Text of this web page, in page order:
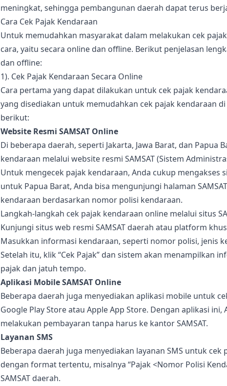
meningkat, sehingga pembangunan daerah dapat terus
Cara Cek Pajak Kendaraan
Untuk memudahkan masyarakat dalam melakukan cek
cara, yaitu secara online dan offline. Berikut penjelasan
dan offline:
1). Cek Pajak Kendaraan Secara Online
Cara pertama yang dapat dilakukan untuk cek pajak
yang disediakan untuk memudahkan cek pajak kendaraan
berikut:
Website Resmi SAMSAT Online
Di beberapa daerah, seperti Jakarta, Jawa Barat, dan
kendaraan melalui website resmi SAMSAT (Sistem
Untuk mengecek pajak kendaraan, Anda cukup mengakses
untuk Papua Barat, Anda bisa mengunjungi halaman
kendaraan berdasarkan nomor polisi kendaraan.
Langkah-langkah cek pajak kendaraan online melalui situs
Kunjungi situs web resmi SAMSAT daerah atau platform
Masukkan informasi kendaraan, seperti nomor polisi, jenis
Setelah itu, klik “Cek Pajak” dan sistem akan menampilkan
pajak dan jatuh tempo.
Aplikasi Mobile SAMSAT Online
Beberapa daerah juga menyediakan aplikasi mobile untuk
Google Play Store atau Apple App Store. Dengan aplikasi
melakukan pembayaran tanpa harus ke kantor SAMSAT.
Layanan SMS
Beberapa daerah juga menyediakan layanan SMS untuk
dengan format tertentu, misalnya “Pajak <Nomor Polisi
SAMSAT daerah.